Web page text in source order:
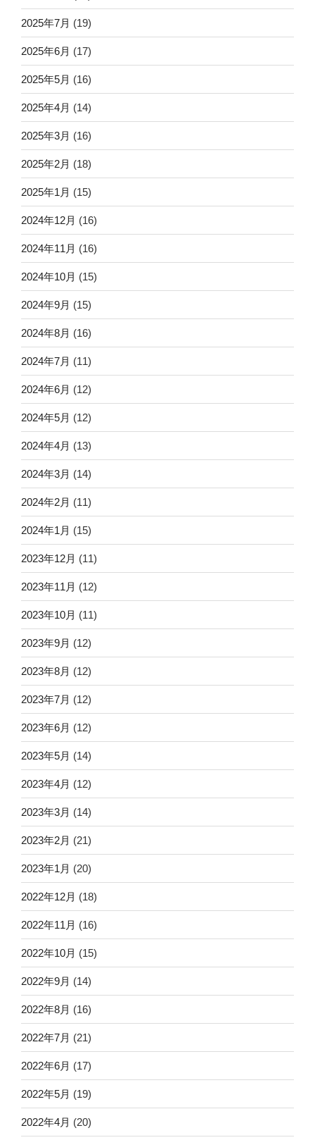
2025年7月 (19)
2025年6月 (17)
2025年5月 (16)
2025年4月 (14)
2025年3月 (16)
2025年2月 (18)
2025年1月 (15)
2024年12月 (16)
2024年11月 (16)
2024年10月 (15)
2024年9月 (15)
2024年8月 (16)
2024年7月 (11)
2024年6月 (12)
2024年5月 (12)
2024年4月 (13)
2024年3月 (14)
2024年2月 (11)
2024年1月 (15)
2023年12月 (11)
2023年11月 (12)
2023年10月 (11)
2023年9月 (12)
2023年8月 (12)
2023年7月 (12)
2023年6月 (12)
2023年5月 (14)
2023年4月 (12)
2023年3月 (14)
2023年2月 (21)
2023年1月 (20)
2022年12月 (18)
2022年11月 (16)
2022年10月 (15)
2022年9月 (14)
2022年8月 (16)
2022年7月 (21)
2022年6月 (17)
2022年5月 (19)
2022年4月 (20)